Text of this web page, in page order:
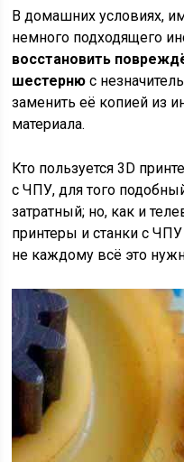
В домашних условиях,
немного подходящего
восстановить
шестерню с
заменить её копией из
материала.
Кто пользуется 3D
с ЧПУ, для того
затратный; но, как и
принтеры и станки с
не каждому всё это